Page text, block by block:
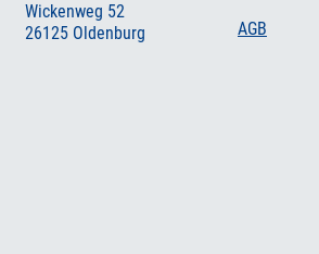
Wickenweg 52
26125 Oldenburg
AGB